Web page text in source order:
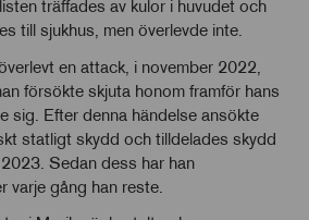
träffades av kulor i huvudet och
till sjukhus, men överlevde inte.
en attack, i november 2022,
försökte skjuta honom framför hans
sig. Efter denna händelse ansökte
statligt skydd och tilldelades skydd
Sedan dess har han
varje gång han reste.